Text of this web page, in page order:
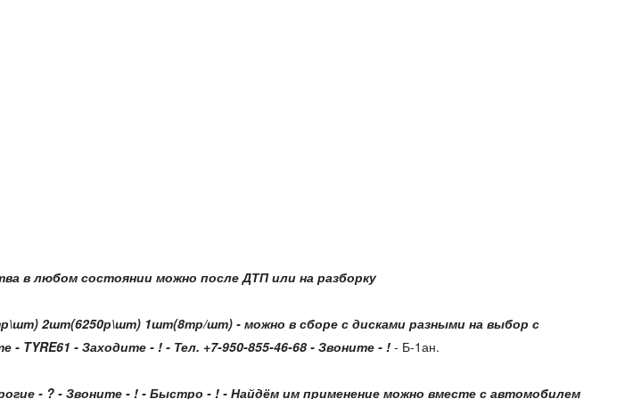
в любом состоянии можно после ДТП или на разборку
2шт(6250р\шт) 1шт(8тр/шт) - можно в сборе с дисками разными на выбор с
- Заходите - ! - Тел. +7-950-855-46-68 - Звоните - ! - Б-1ан.
- ? - Звоните - ! - Быстро - ! - Найдём им применение можно вместе с автомобилем